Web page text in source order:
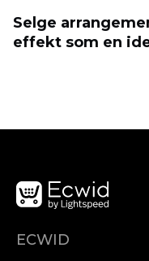
Selge
effekt som en
ECWID